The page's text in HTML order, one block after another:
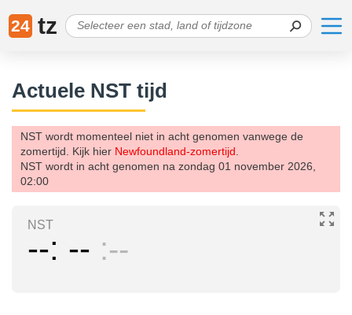
24 tz
Actuele NST tijd
NST wordt momenteel niet in acht genomen vanwege de
zomertijd. Kijk hier Newfoundland-zomertijd
NST wordt in acht genomen na zondag 01 november 2026,
02:00
NST
-- -- --